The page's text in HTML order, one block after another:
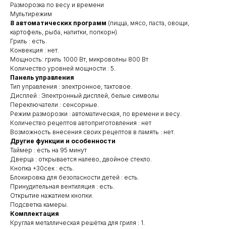
Разморозка по весу и времени
Мультирежим
8 автоматических программ (пицца, мясо, паста, овощи,
картофель, рыба, напитки, попкорн)
Гриль : есть.
Конвекция : нет.
Мощность: гриль 1000 Вт, микроволны 800 Вт
Количество уровней мощности : 5.
Панель управления
Тип управления : электронное, тактовое.
Дисплей : Электронный дисплей, белые символы
Переключатели : сенсорные.
Режим разморозки : автоматическая, по времени и весу.
Количество рецептов автоприготовления : нет
Возможность внесения своих рецептов в память : нет.
Другие функции и особенности
Таймер : есть на 95 минут
Дверца : открывается налево, двойное стекло.
Кнопка +30сек : есть.
Блокировка для безопасности детей : есть.
Принудительная вентиляция : есть.
Открытие нажатием кнопки.
Подсветка камеры.
Комплектация
Круглая металлическая решётка для гриля : 1.